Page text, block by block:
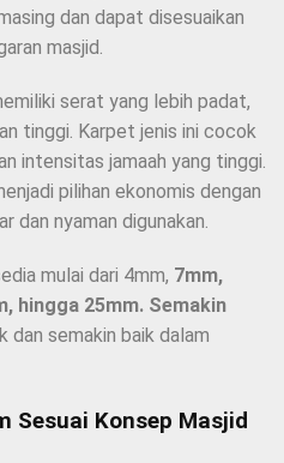
dan dapat disesuaikan
masjid.
serat yang lebih padat,
tinggi. Karpet jenis ini cocok
intensitas jamaah yang tinggi.
pilihan ekonomis dengan
nyaman digunakan.
mulai dari 4mm, 7mm,
hingga 25mm. Semakin
dan semakin baik dalam
Sesuai Konsep Masjid